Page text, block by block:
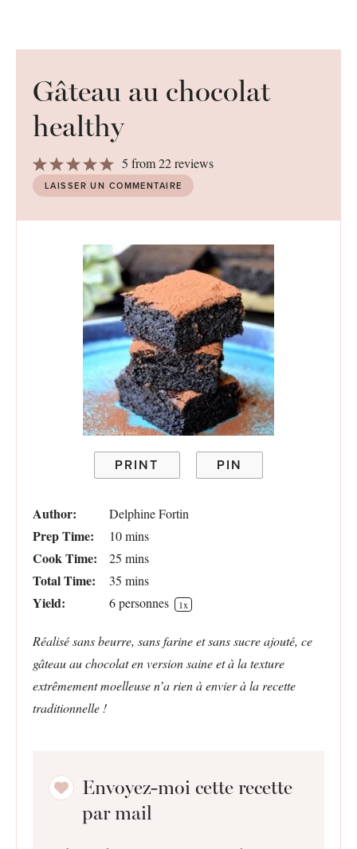
Gâteau au chocolat
healthy
5
Stars
4
Stars
3
Stars
2
Stars
1
Star
5 from22reviews
LAISSER UN COMMENTAIRE
PRINT PIN
Author: Delphine Fortin
Prep Time: 10 mins
Cook Time: 25 mins
Total Time: 35 mins
Yield: 6personnes 1x
Réalisé sans beurre, sans farine et sans sucre ajouté, ce
gâteau au chocolat en version saine et à la texture
extrêmement moelleuse n’a rien à envier à la recette
traditionnelle !
Envoyez-moi cette recette
par mail